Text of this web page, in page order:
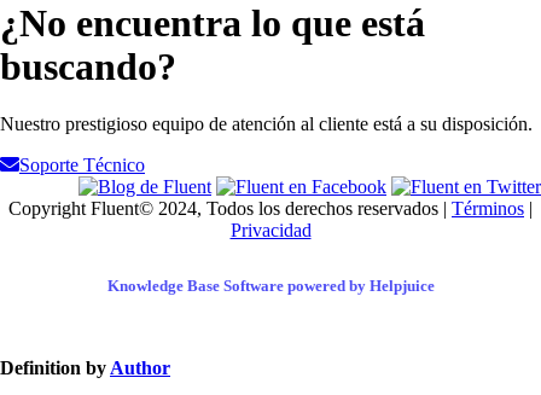
¿No encuentra lo que está
buscando?
Nuestro prestigioso equipo de atención al cliente está a su disposición.
Soporte Técnico
Copyright Fluent© 2024, Todos los derechos reservados | Términos
Privacidad
Knowledge Base Software powered by Helpjuice
Definition by Author